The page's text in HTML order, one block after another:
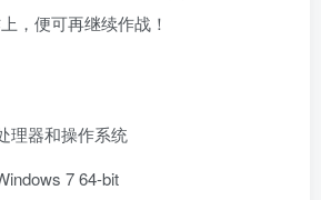
，便可再继续作战！
理器和操作系统
7 64-bit